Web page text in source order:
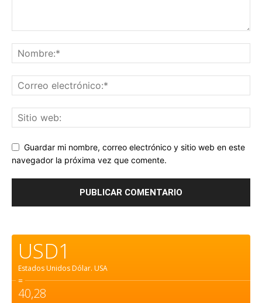
Guardar mi nombre, correo electrónico y sitio web en este
navegador la próxima vez que comente.
USD1
Estados Unidos Dólar. USA
=
40,28